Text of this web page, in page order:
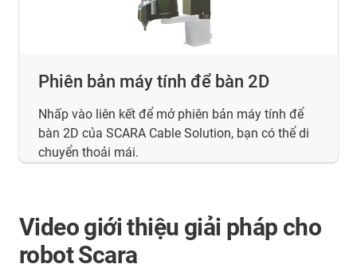
Phiên bản máy tính để bàn 2D
Nhấp vào liên kết để mở phiên bản máy tính để
bàn 2D của SCARA Cable Solution, bạn có thể di
chuyển thoải mái.
Video giới thiệu giải pháp cho
robot Scara